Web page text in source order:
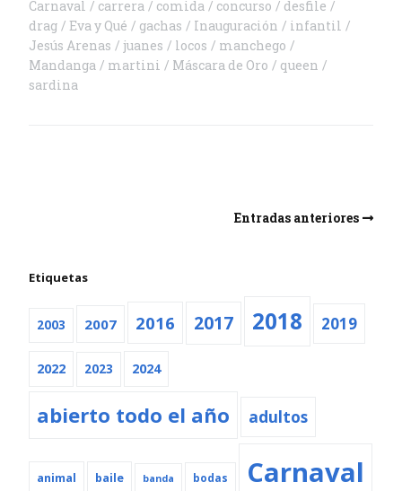
Carnaval
carrera comida concurso
desfile
drag
Eva y Qué gachas Inauguración
infantil
Jesús Arenas
juanes locos
manchego
Mandanga
martini Máscara de Oro
queen
sardina
Entradas anteriores
Etiquetas
2003 2007 2016 2017 2018 2019
2022 2023 2024
abierto todo el año adultos
animal baile banda bodas Carnaval